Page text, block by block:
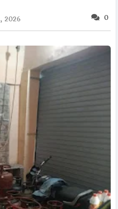
0
2026